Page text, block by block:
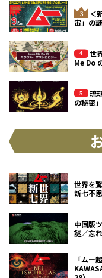
＜
宙」の
世
Me Do
琉
の秘密」
世界を
新七不
中国版
謎／忘
「ムー